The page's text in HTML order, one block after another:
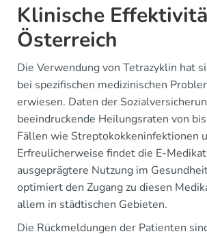
Klinische
Österreich
Die Verwendung von Tetrazyklin hat
bei spezifischen medizinischen
erwiesen. Daten der
beeindruckende Heilungsraten von
Fällen wie Streptokokkeninfektionen
Erfreulicherweise findet die E-
ausgeprägtere Nutzung im
optimiert den Zugang zu diesen
allem in städtischen Gebieten.
Die Rückmeldungen der Patienten